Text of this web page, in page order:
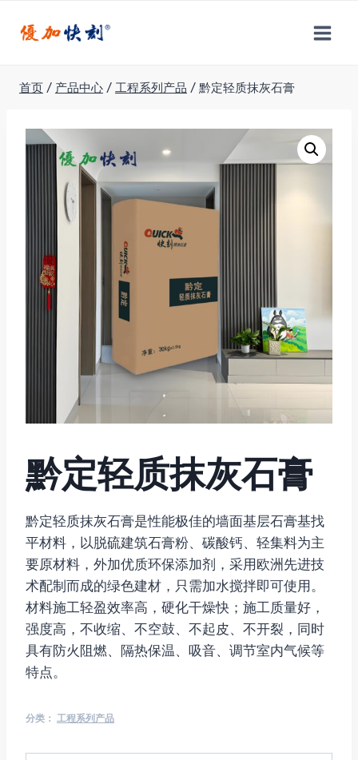
首页 / 产品中心 / 工程系列产品 / 黔定轻质抹灰石膏
黔定轻质抹灰石膏
黔定轻质抹灰石膏是性能极佳的墙面基层石膏基找
平材料，以脱硫建筑石膏粉、碳酸钙、轻集料为主
要原材料，外加优质环保添加剂，采用欧洲先进技
术配制而成的绿色建材，只需加水搅拌即可使用。
材料施工轻盈效率高，硬化干燥快；施工质量好，
强度高，不收缩、不空鼓、不起皮、不开裂，同时
具有防火阻燃、隔热保温、吸音、调节室内气候等
特点。
分类： 工程系列产品